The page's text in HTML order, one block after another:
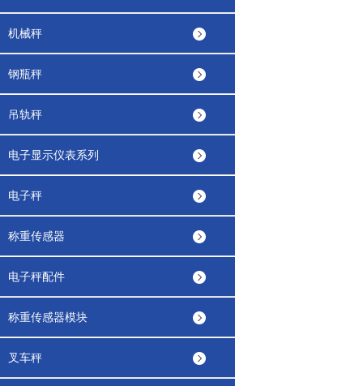
机械秤
钢瓶秤
吊轨秤
电子显示仪表系列
电子秤
称重传感器
电子秤配件
称重传感器模块
叉车秤